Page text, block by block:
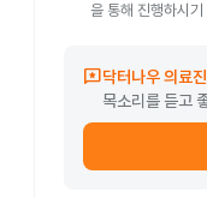
을 통해 진행하시
reviews닥터나우 의료
목소리를 듣고